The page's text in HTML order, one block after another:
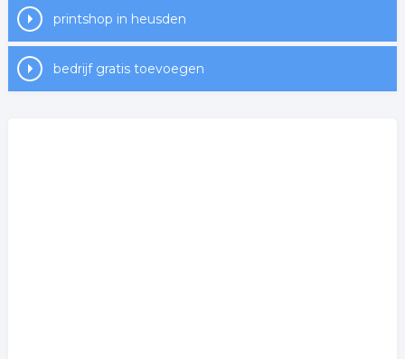
printshop in heusden
bedrijf gratis toevoegen